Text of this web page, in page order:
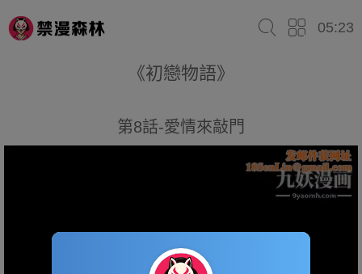
05:23
《初戀物語》
第8話-愛情來敲門